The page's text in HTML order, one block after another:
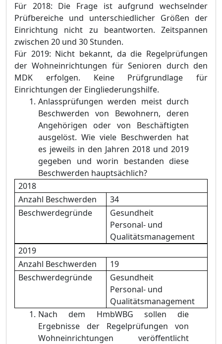
Für 2018: Die Frage ist aufgrund wechselnder
Prüfbereiche und unterschiedlicher Größen der
Einrichtung nicht zu beantworten. Zeitspannen
zwischen 20 und 30 Stunden.
Für 2019: Nicht bekannt, da die Regelprüfungen
der Wohneinrichtungen für Senioren durch den
MDK erfolgen. Keine Prüfgrundlage für
Einrichtungen der Eingliederungshilfe.
Anlassprüfungen werden meist durch
Beschwerden von Bewohnern, deren
Angehörigen oder von Beschäftigten
ausgelöst. Wie viele Beschwerden hat
es jeweils in den Jahren 2018 und 2019
gegeben und worin bestanden diese
Beschwerden hauptsächlich?
2018
Anzahl Beschwerden
34
Beschwerdegründe
Gesundheit
Personal- und
Qualitätsmanagement
2019
Anzahl Beschwerden
19
Beschwerdegründe
Gesundheit
Personal- und
Qualitätsmanagement
Nach dem HmbWBG sollen die
Ergebnisse der Regelprüfungen von
Wohneinrichtungen veröffentlicht